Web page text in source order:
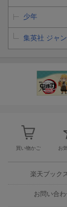
少年
集英社 ジャ
買い物かご お
楽天ブック
お問い合